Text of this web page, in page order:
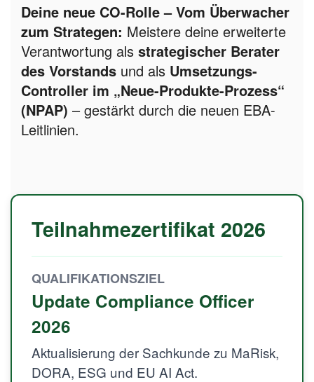
Deine neue CO-Rolle – Vom Überwacher
zum Strategen: Meistere deine erweiterte
Verantwortung als strategischer Berater
des Vorstands und als Umsetzungs-
Controller im „Neue-Produkte-Prozess“
(NPAP) – gestärkt durch die neuen EBA-
Leitlinien.
Teilnahmezertifikat 2026
QUALIFIKATIONSZIEL
Update Compliance Officer
2026
Aktualisierung der Sachkunde zu MaRisk,
DORA, ESG und EU AI Act.